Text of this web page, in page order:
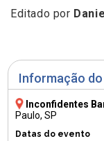
Informação
Inconfidentes
Paulo, SP
Datas do evento
Editado por